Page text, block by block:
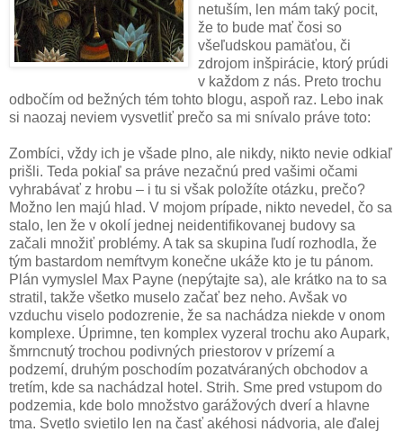
netuším, len mám taký pocit,
že to bude mať čosi so
všeľudskou pamäťou, či
zdrojom inšpirácie, ktorý prúdi
v každom z nás. Preto trochu
odbočím od bežných tém tohto blogu, aspoň raz. Lebo inak
si naozaj neviem vysvetliť prečo sa mi snívalo práve toto:
Zombíci, vždy ich je všade plno, ale nikdy, nikto nevie odkiaľ
prišli. Teda pokiaľ sa práve nezačnú pred vašimi očami
vyhrabávať z hrobu – i tu si však položíte otázku, prečo?
Možno len majú hlad. V mojom prípade, nikto nevedel, čo sa
stalo, len že v okolí jednej neidentifikovanej budovy sa
začali množiť problémy. A tak sa skupina ľudí rozhodla, že
tým bastardom nemŕtvym konečne ukáže kto je tu pánom.
Plán vymyslel Max Payne (nepýtajte sa), ale krátko na to sa
stratil, takže všetko muselo začať bez neho. Avšak vo
vzduchu viselo podozrenie, že sa nachádza niekde v onom
komplexe. Úprimne, ten komplex vyzeral trochu ako Aupark,
šmrncnutý trochou podivných priestorov v prízemí a
podzemí, druhým poschodím pozatváraných obchodov a
tretím, kde sa nachádzal hotel. Strih. Sme pred vstupom do
podzemia, kde bolo množstvo garážových dverí a hlavne
tma. Svetlo svietilo len na časť akéhosi nádvoria, ale ďalej